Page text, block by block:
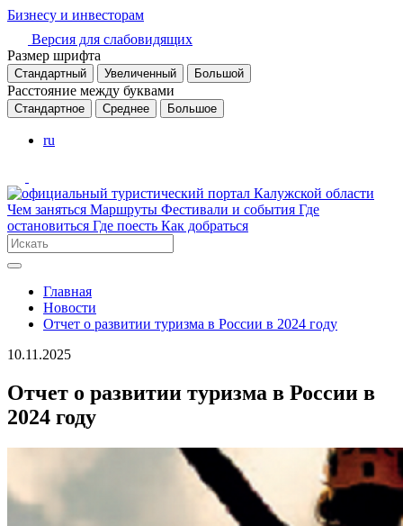
Бизнесу и инвесторам
Версия для слабовидящих
Размер шрифта
Стандартный Увеличенный Большой
Расстояние между буквами
Стандартное Среднее Большое
ru
Чем заняться Маршруты Фестивали и события Где
остановиться Где поесть Как добраться
Главная
Новости
Отчет о развитии туризма в России в 2024 году
10.11.2025
Отчет о развитии туризма в России в
2024 году